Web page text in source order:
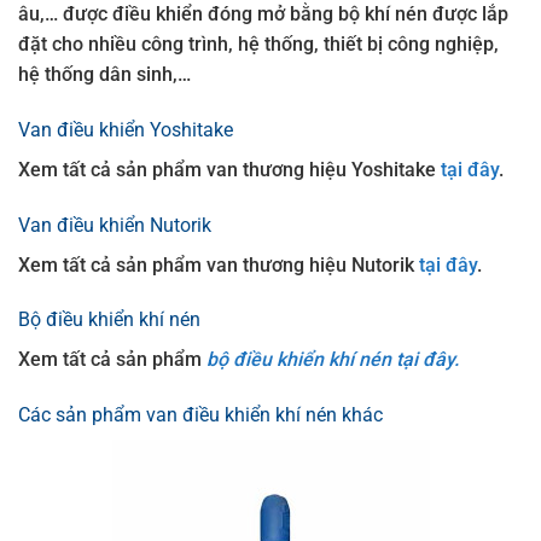
âu,… được điều khiển đóng mở bằng bộ khí nén được lắp
đặt cho nhiều công trình, hệ thống, thiết bị công nghiệp,
hệ thống dân sinh,…
Van điều khiển Yoshitake
Xem tất cả sản phẩm van thương hiệu Yoshitake tại đây.
Van điều khiển Nutorik
Xem tất cả sản phẩm van thương hiệu Nutorik tại đây.
Bộ điều khiển khí nén
Xem tất cả sản phẩm bộ điều khiển khí nén tại đây.
Các sản phẩm van điều khiển khí nén khác